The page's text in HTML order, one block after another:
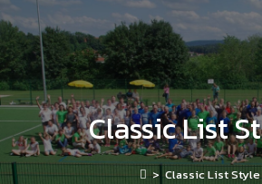
Classic List
> Classic List Style